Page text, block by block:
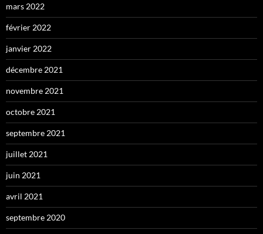
mars 2022
février 2022
janvier 2022
décembre 2021
novembre 2021
octobre 2021
septembre 2021
juillet 2021
juin 2021
avril 2021
septembre 2020